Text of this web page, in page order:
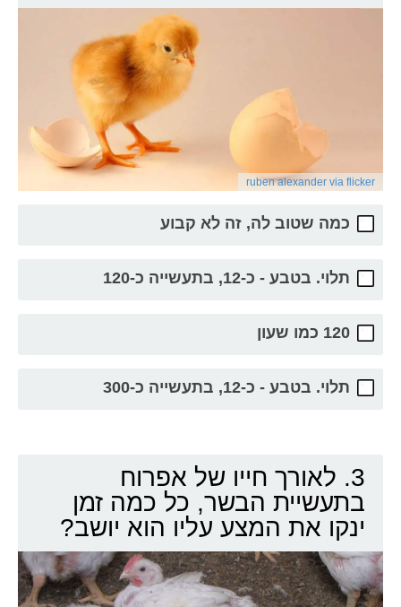
ruben alexander via flicker
כמה שטוב לה, זה לא קבוע
תלוי. בטבע - כ-12, בתעשייה כ-120
120 כמו שעון
תלוי. בטבע - כ-12, בתעשייה כ-300
3. לאורך חייו של אפרוח
בתעשיית הבשר, כל כמה זמן
ינקו את המצע עליו הוא יושב?